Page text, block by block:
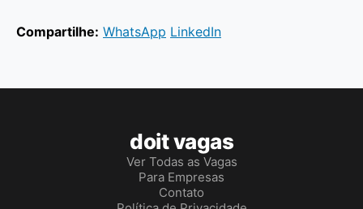
Compartilhe: WhatsApp LinkedIn
doit vagas
Ver Todas as Vagas
Para Empresas
Contato